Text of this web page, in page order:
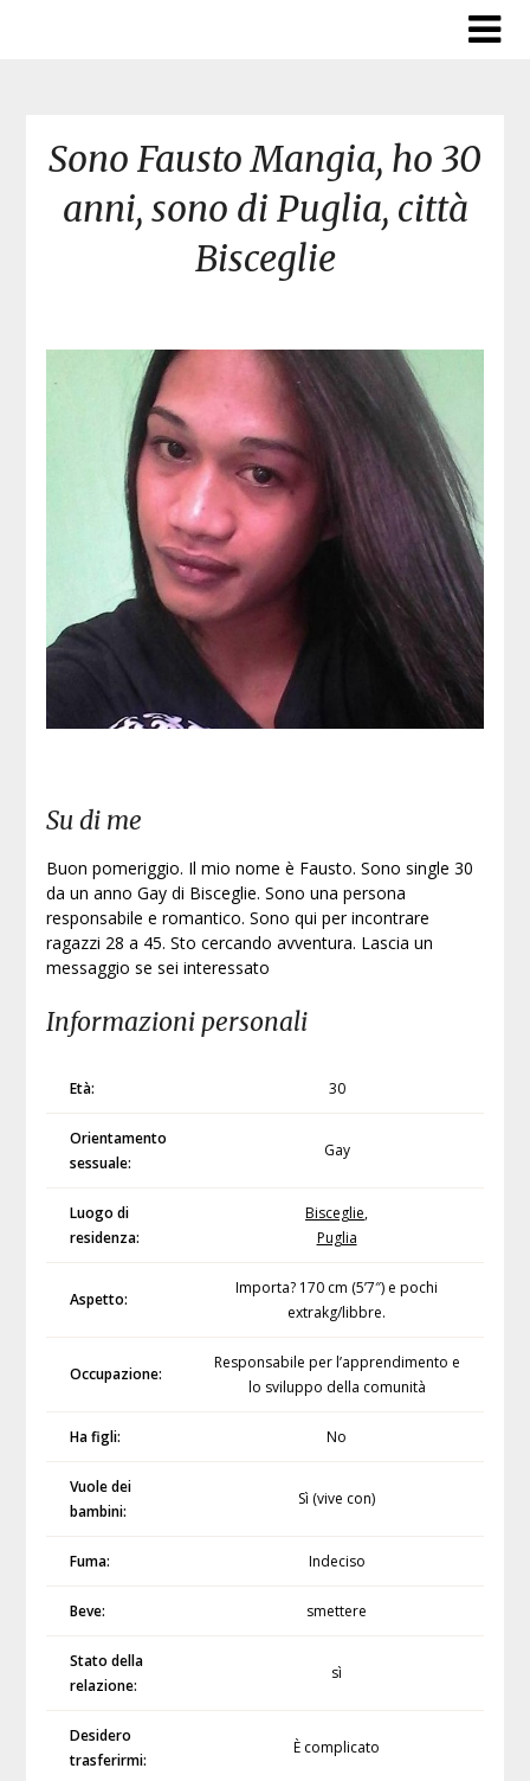
Sono Fausto Mangia, ho 30
anni, sono di Puglia, città
Bisceglie
Su di me
Buon pomeriggio. Il mio nome è Fausto. Sono single 30
da un anno Gay di Bisceglie. Sono una persona
responsabile e romantico. Sono qui per incontrare
ragazzi 28 a 45. Sto cercando avventura. Lascia un
messaggio se sei interessato
Informazioni personali
Età: 30
Orientamento
sessuale:
Gay
Luogo di
residenza:
Bisceglie,
Puglia
Aspetto:
Importa? 170 cm (5’7″) e pochi
extrakg/libbre.
Occupazione:
Responsabile per l’apprendimento e
lo sviluppo della comunità
Ha figli: No
Vuole dei
bambini:
Sì (vive con)
Fuma: Indeciso
Beve: smettere
Stato della
relazione:
sì
Desidero
trasferirmi:
È complicato